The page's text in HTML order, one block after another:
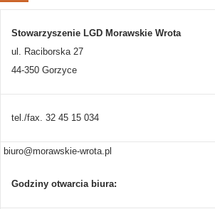
Stowarzyszenie LGD Morawskie Wrota
ul. Raciborska 27
44-350 Gorzyce
tel./fax. 32 45 15 034
biuro@morawskie-wrota.pl
Godziny otwarcia biura: